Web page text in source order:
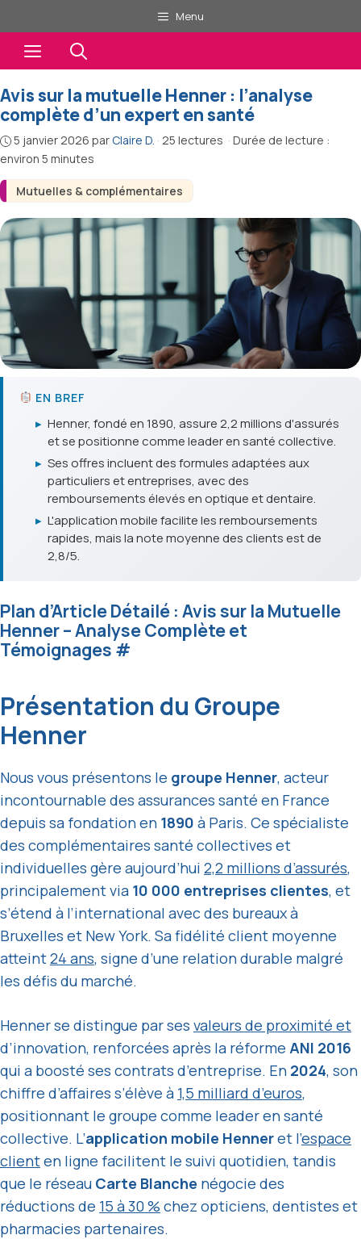
au
contenu
Menu
Menu
Mutuelles & complémentaires
Avis sur la mutuelle Henner : l’analyse
complète d’un expert en santé
5 janvier 2026 par Claire D. · 25 lectures · Durée de lecture :
environ 5 minutes
EN BREF
▸ Henner, fondé en 1890, assure 2,2 millions d'assurés
et se positionne comme leader en santé collective.
▸ Ses offres incluent des formules adaptées aux
particuliers et entreprises, avec des
remboursements élevés en optique et dentaire.
▸ L'application mobile facilite les remboursements
rapides, mais la note moyenne des clients est de
2,8/5.
Plan d’Article Détailé : Avis sur la Mutuelle
Henner – Analyse Complète et
Témoignages #
Présentation du Groupe
Henner
Nous vous présentons le groupe Henner, acteur
incontournable des assurances santé en France
depuis sa fondation en 1890 à Paris. Ce spécialiste
des complémentaires santé collectives et
individuelles gère aujourd’hui 2,2 millions d’assurés,
principalement via 10 000 entreprises clientes, et
s’étend à l’international avec des bureaux à
Bruxelles et New York. Sa fidélité client moyenne
atteint24 ans, signe d’une relation durable malgré
les défis du marché.
Henner se distingue par ses valeurs de proximité et
d’innovation, renforcées après la réforme ANI 2016
qui a boosté ses contrats d’entreprise. En 2024, son
chiffre d’affaires s’élève à 1,5 milliard d’euros,
positionnant le groupe comme leader en santé
collective. L’application mobile Henneret l’espace
clienten ligne facilitent le suivi quotidien, tandis
que le réseau Carte Blanche négocie des
réductions de 15 à 30 % chez opticiens, dentistes et
pharmacies partenaires.